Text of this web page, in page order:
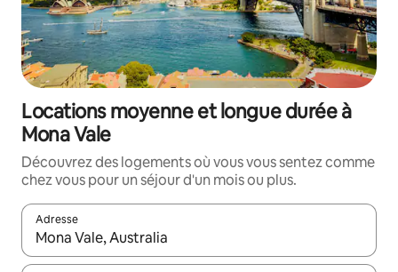
Locations moyenne et longue durée à
Mona Vale
Découvrez des logements où vous vous sentez comme
chez vous pour un séjour d'un mois ou plus.
Adresse
Lorsque les résultats s'affichent, utilisez les flèches vers le